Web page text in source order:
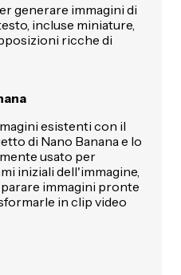
generare immagini di
incluse miniature,
ricche di
esistenti con il
di Nano Banana e lo
usato per
iniziali dell'immagine,
immagini pronte
in clip video